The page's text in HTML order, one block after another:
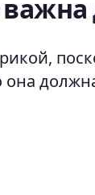
она